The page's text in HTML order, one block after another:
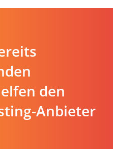
den
Anbieter